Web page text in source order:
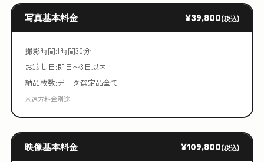
写真基本料金 ¥39,800(税込)
撮影時間:1時間30分
お渡し日:即日〜3日以内
納品枚数:データ選定品全て
※遠方料金別途
映像基本料金 ¥109,800(税込)